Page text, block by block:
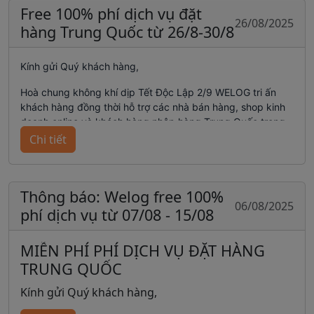
Hotline: 1900252550
Welog - Nhập Hàng Trung Quốc
Thời gian làm việc trở lại: Thứ Tư, ngày
03/09/2025
Shop – những nhà bán hàng đồng hành cùng
chúng tôi – một kỳ nghỉ lễ thật nhiều niềm vui,
nhiều đơn hàng và kinh doanh bứt phá trong thời
gian tới.
Trân trọng!
Free 100% phí dịch vụ đặt
hàng Trung Quốc từ 26/8-30/826/08/2025
Kính gửi Quý khách hàng,
Hoà chung không khí dịp Tết Độc Lập 2/9 WELOG tri ấn
khách hàng đồng thời hỗ trợ các nhà bán hàng, shop kinh
doanh online và khách hàng nhập hàng Trung Quốc trong
mùa cao điểm, chúng tôi trân trọng thông báo
khuyến mãi đặc biệt
Từ ngày 26/08 đến hết ngày 30/08/2025
🎁Nội dung ưu đãi:
Miễn 100% phí dịch vụ đặt hàng tại các trang thương
mại điện tử Trung Quốc: Taobao, Tmall, 1688
Chi tiết
Thông báo: Welog free 100%
phí dịch vụ từ 07/08 - 15/08
06/08/2025
MIỄN PHÍ PHÍ DỊCH VỤ ĐẶT HÀNG
TRUNG QUỐC
Kính gửi Quý khách hàng,